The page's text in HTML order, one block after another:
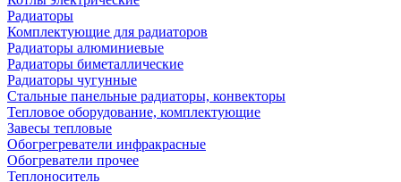
Радиаторы
Комплектующие для радиаторов
Радиаторы алюминиевые
Радиаторы биметаллические
Радиаторы чугунные
Стальные панельные радиаторы, конвекторы
Тепловое оборудование, комплектующие
Завесы тепловые
Обогрегреватели инфракрасные
Обогреватели прочее
Теплоноситель